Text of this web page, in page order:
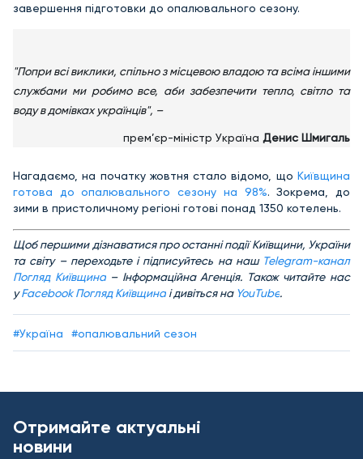
завершення підготовки до опалювального сезону.
"Попри всі виклики, спільно з місцевою владою та всіма іншими
службами ми робимо все, аби забезпечити тепло, світло та
воду в домівках українців", –
прем’єр-міністр Україна Денис Шмигаль
Нагадаємо, на початку жовтня стало відомо, що Київщина
готова до опалювального сезону на 98%. Зокрема, до
зими в пристоличному регіоні готові понад 1350 котелень.
Щоб першими дізнаватися про останні події Київщини, України
та світу – переходьте і підписуйтесь на наш Telegram-канал
Погляд Київщина– Інформаційна Агенція. Також читайте нас
уFacebook Погляд Київщина і дивіться на YouTube.
#Україна #опалювальний сезон
Отримайте актуальні
новини